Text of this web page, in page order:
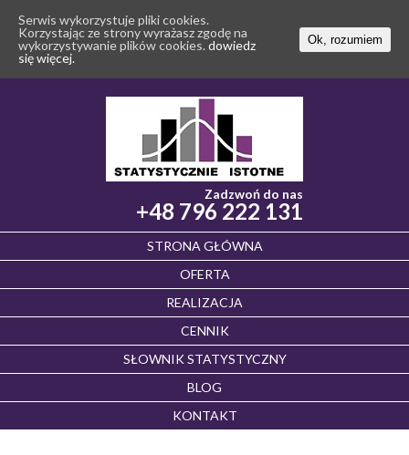
Zadzwoń do nas
+48 796 222 131
STRONA GŁÓWNA
OFERTA
REALIZACJA
CENNIK
SŁOWNIK STATYSTYCZNY
BLOG
KONTAKT
Serwis wykorzystuje pliki cookies.
Korzystając ze strony wyrażasz zgodę na
wykorzystywanie plików cookies. dowiedz
się więcej.
Ok, rozumiem